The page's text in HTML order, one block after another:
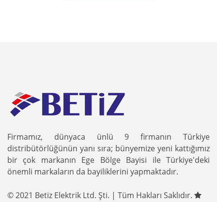
Firmamız, dünyaca ünlü 9 firmanın Türkiye
distribütörlüğünün yanı sıra; bünyemize yeni kattığımız
bir çok markanın Ege Bölge Bayisi ile Türkiye'deki
önemli markaların da bayiliklerini yapmaktadır.
© 2021 Betiz Elektrik Ltd. Şti. | Tüm Hakları Saklıdır.